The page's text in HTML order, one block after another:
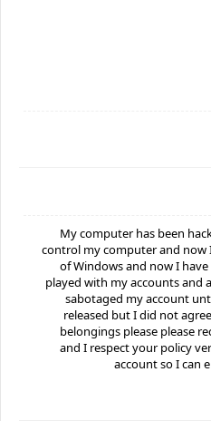
My computer has been
control my computer and now
of Windows and now I
played with my accounts and
sabotaged my account
released but I did not
belongings please please
and I respect your policy
account so I can